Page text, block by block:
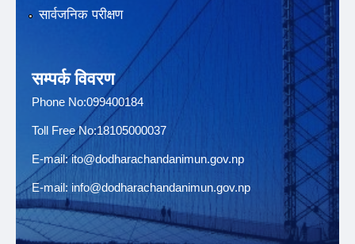
सार्वजनिक परीक्षण
सम्पर्क विवरण
Phone No:099400184
Toll Free No:18105000037
E-mail:ito@dodharachandanimun.gov.np
E-mail: info@dodharachandanimun.gov.np